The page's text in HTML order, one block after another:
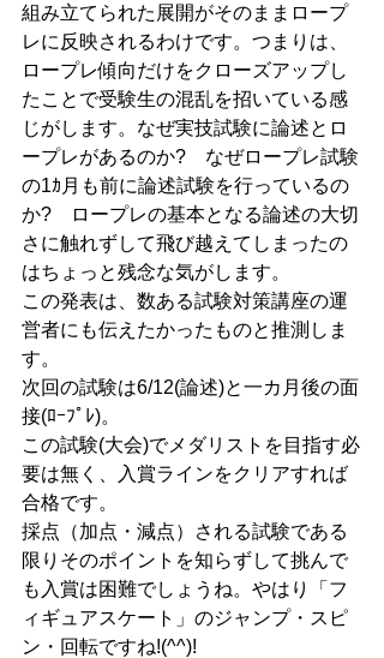
組み立てられた展開がそのままロープ
レに反映されるわけです。つまりは、
ロープレ傾向だけをクローズアップし
たことで受験生の混乱を招いている感
じがします。なぜ実技試験に論述とロ
ープレがあるのか?　なぜロープレ試験
の1ｶ月も前に論述試験を行っているの
か?　ロープレの基本となる論述の大切
さに触れずして飛び越えてしまったの
はちょっと残念な気がします。
この発表は、数ある試験対策講座の運
営者にも伝えたかったものと推測しま
す。
次回の試験は6/12(論述)と一カ月後の面
接(ﾛｰﾌﾟﾚ)。
この試験(大会)でメダリストを目指す必
要は無く、入賞ラインをクリアすれば
合格です。
採点（加点・減点）される試験である
限りそのポイントを知らずして挑んで
も入賞は困難でしょうね。やはり「フ
ィギュアスケート」のジャンプ・スピ
ン・回転ですね!(^^)!